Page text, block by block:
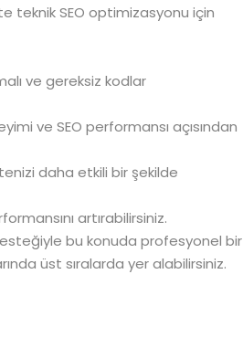
teknik SEO optimizasyonu için
ve gereksiz kodlar
ve SEO performansı açısından
daha etkili bir şekilde
artırabilirsiniz.
bu konuda profesyonel bir
üst sıralarda yer alabilirsiniz.